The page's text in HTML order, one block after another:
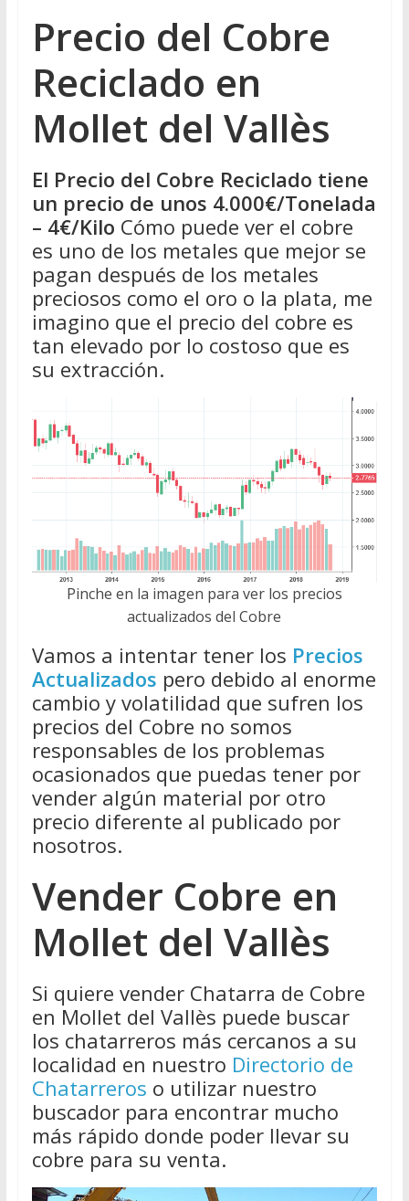
Precio del Cobre
Reciclado en
Mollet del Vallès
El Precio del Cobre Reciclado tiene
un precio de unos 4.000€/Tonelada
– 4€/Kilo Cómo puede ver el cobre
es uno de los metales que mejor se
pagan después de los metales
preciosos como el oro o la plata, me
imagino que el precio del cobre es
tan elevado por lo costoso que es
su extracción.
Pinche en la imagen para ver los precios
actualizados del Cobre
Vamos a intentar tener los Precios
Actualizados pero debido al enorme
cambio y volatilidad que sufren los
precios del Cobre no somos
responsables de los problemas
ocasionados que puedas tener por
vender algún material por otro
precio diferente al publicado por
nosotros.
Vender Cobre en
Mollet del Vallès
Si quiere vender Chatarra de Cobre
en Mollet del Vallès puede buscar
los chatarreros más cercanos a su
localidad en nuestro Directorio de
Chatarreros o utilizar nuestro
buscador para encontrar mucho
más rápido donde poder llevar su
cobre para su venta.